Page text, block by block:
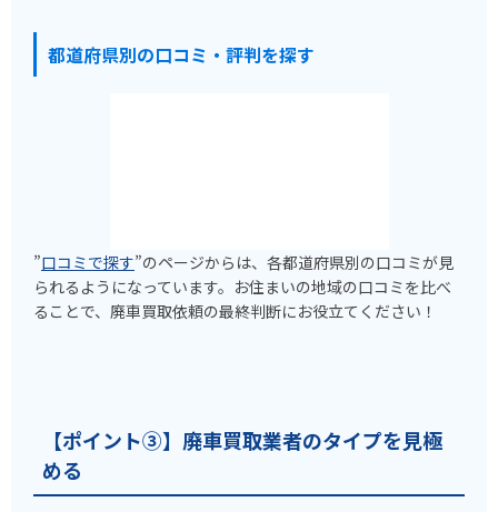
都道府県別の口コミ・評判を探す
”口コミで探す”のページからは、各都道府県別の口コミが見
られるようになっています。お住まいの地域の口コミを比べ
ることで、廃車買取依頼の最終判断にお役立てください！
【ポイント③】廃車買取業者のタイプを見極
める